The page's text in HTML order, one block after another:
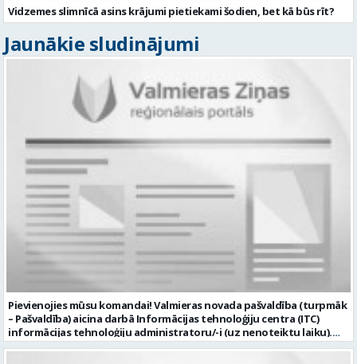
Vidzemes slimnīcā asins krājumi pietiekami šodien, bet kā būs rīt?
Jaunākie sludinājumi
Pievienojies mūsu komandai! Valmieras novada pašvaldība (turpmāk
– Pašvaldība) aicina darbā Informācijas tehnoloģiju centra (ITC)
informācijas tehnoloģiju administratoru/-i (uz nenoteiktu laiku).
Darba vieta: Rūjienas un Naukšēnu apvienību teritorijās Ja Tev ir